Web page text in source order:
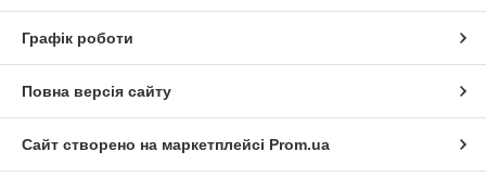
Графік роботи
Повна версія сайту
Сайт створено на маркетплейсі Prom.ua